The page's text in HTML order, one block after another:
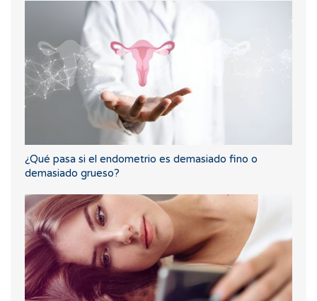
¿Qué pasa si el endometrio es demasiado fino o
demasiado grueso?